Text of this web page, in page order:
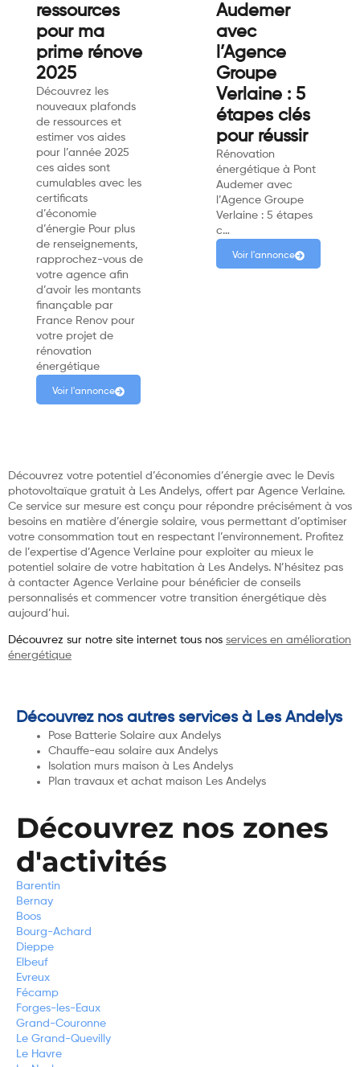
ressources
pour ma
prime rénove
2025
Découvrez les
nouveaux plafonds
de ressources et
estimer vos aides
pour l’année 2025
ces aides sont
cumulables avec les
certificats
d’économie
d’énergie Pour plus
de renseignements,
rapprochez-vous de
votre agence afin
d’avoir les montants
finançable par
France Renov pour
votre projet de
rénovation
énergétique
Voir l'annonce
Audemer
avec
l’Agence
Groupe
Verlaine : 5
étapes clés
pour réussir
Rénovation
énergétique à Pont
Audemer avec
l’Agence Groupe
Verlaine : 5 étapes
c…
Voir l'annonce
Découvrez votre potentiel d’économies d’énergie avec le Devis
photovoltaïque gratuit à Les Andelys, offert par Agence Verlaine.
Ce service sur mesure est conçu pour répondre précisément à vos
besoins en matière d’énergie solaire, vous permettant d’optimiser
votre consommation tout en respectant l’environnement. Profitez
de l’expertise d’Agence Verlaine pour exploiter au mieux le
potentiel solaire de votre habitation à Les Andelys. N’hésitez pas
à contacter Agence Verlaine pour bénéficier de conseils
personnalisés et commencer votre transition énergétique dès
aujourd’hui.
Découvrez sur notre site internet tous nos services en amélioration
énergétique
Découvrez nos autres services à Les Andelys
Pose Batterie Solaire aux Andelys
Chauffe-eau solaire aux Andelys
Isolation murs maison à Les Andelys
Plan travaux et achat maison Les Andelys
Découvrez nos zones
d'activités
Barentin
Bernay
Boos
Bourg-Achard
Dieppe
Elbeuf
Evreux
Fécamp
Forges-les-Eaux
Grand-Couronne
Le Grand-Quevilly
Le Havre